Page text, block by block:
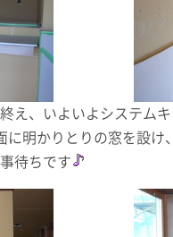
え、いよいよシステム
に明かりとりの窓を設け
待ちです